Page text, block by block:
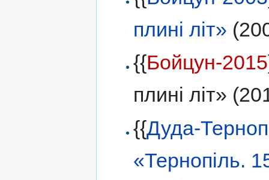
плині літ»
{{Бойцун-2015
плині літ»
{{Дуда-
«Тернопіль.